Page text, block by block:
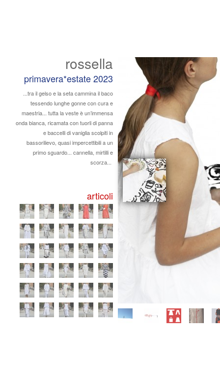
rossella
primavera*estate 2023
...tra il gelso e la seta cammina il baco
tessendo lunghe gonne con cura e
maestria... tutta la veste è un’immensa
onda bianca, ricamata con tuorli di panna
e baccelli di vaniglia scolpiti in
bassorilievo, quasi impercettibili a un
primo sguardo... cannella, mirtilli e
scorza...
articoli